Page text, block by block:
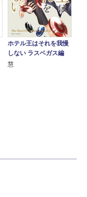
ホテル王はそれを我慢
しない ラスベガス編
慧